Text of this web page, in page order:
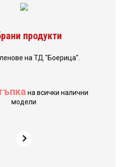
продукти
на ТД "Боерица".
на всички налични
модели